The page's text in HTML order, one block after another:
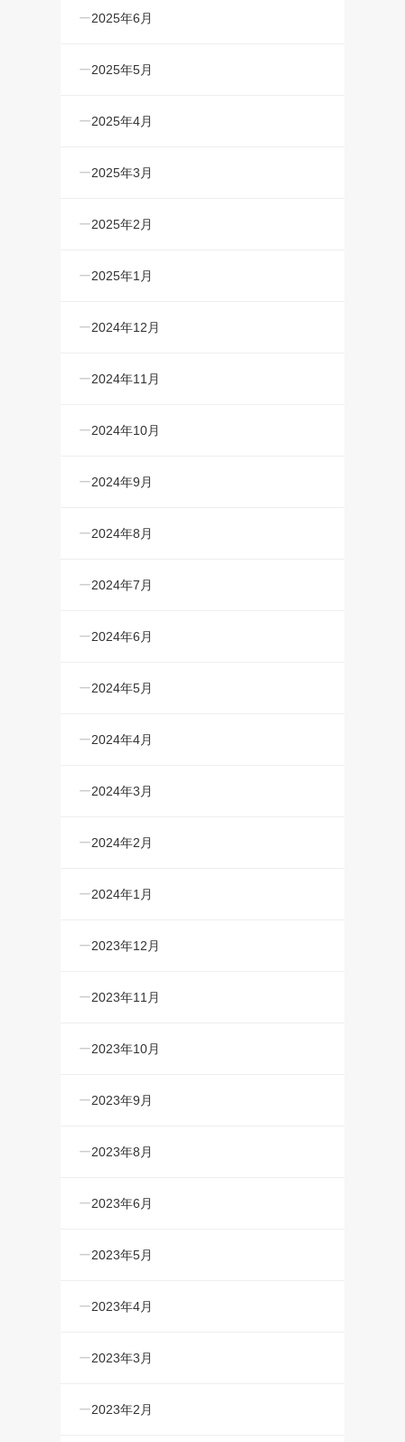
2025年6月
2025年5月
2025年4月
2025年3月
2025年2月
2025年1月
2024年12月
2024年11月
2024年10月
2024年9月
2024年8月
2024年7月
2024年6月
2024年5月
2024年4月
2024年3月
2024年2月
2024年1月
2023年12月
2023年11月
2023年10月
2023年9月
2023年8月
2023年6月
2023年5月
2023年4月
2023年3月
2023年2月